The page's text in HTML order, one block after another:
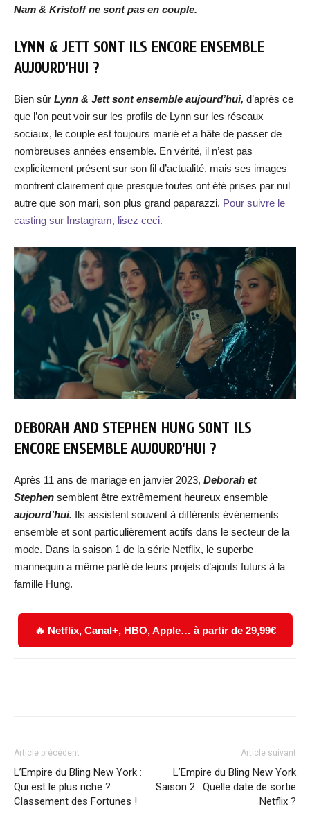
Nam & Kristoff ne sont pas en couple.
LYNN & JETT SONT ILS ENCORE ENSEMBLE
AUJOURD’HUI ?
Bien sûr Lynn & Jett sont ensemble aujourd’hui, d’après ce
que l’on peut voir sur les profils de Lynn sur les réseaux
sociaux, le couple est toujours marié et a hâte de passer de
nombreuses années ensemble. En vérité, il n’est pas
explicitement présent sur son fil d’actualité, mais ses images
montrent clairement que presque toutes ont été prises par nul
autre que son mari, son plus grand paparazzi. Pour suivre le
casting sur Instagram, lisez ceci.
DEBORAH AND STEPHEN HUNG SONT ILS
ENCORE ENSEMBLE AUJOURD’HUI ?
Après 11 ans de mariage en janvier 2023, Deborah et
Stephen semblent être extrêmement heureux ensemble
aujourd’hui. Ils assistent souvent à différents événements
ensemble et sont particulièrement actifs dans le secteur de la
mode. Dans la saison 1 de la série Netflix, le superbe
mannequin a même parlé de leurs projets d’ajouts futurs à la
famille Hung.
🔥 Netflix, Canal+, HBO, Apple… à partir de 29,99€
Article précédent
L’Empire du Bling New York :
Qui est le plus riche ?
Classement des Fortunes !
Article suivant
L’Empire du Bling New York
Saison 2 : Quelle date de sortie
Netflix ?